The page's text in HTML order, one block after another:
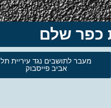
מעבר לתושבים נגד עיריית תל
אביב פייסבוק